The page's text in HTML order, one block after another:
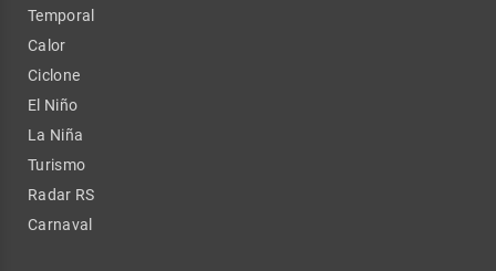
Temporal
Calor
Ciclone
El Niño
La Niña
Turismo
Radar RS
Carnaval